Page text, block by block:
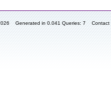
Generated in 0.041 Queries: 7 Contact